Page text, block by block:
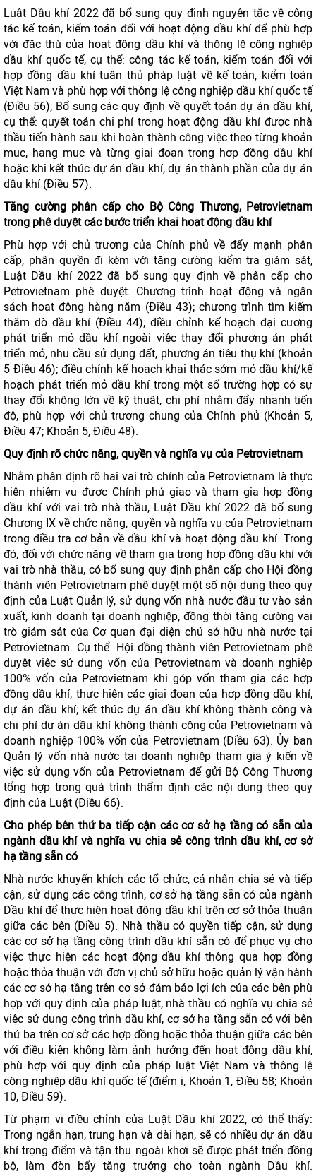
Luật Dầu khí 2022 đã bổ sung quy định nguyên tắc về công
tác kế toán, kiểm toán đối với hoạt động dầu khí để phù hợp
với đặc thù của hoạt động dầu khí và thông lệ công nghiệp
dầu khí quốc tế, cụ thể: công tác kế toán, kiểm toán đối với
hợp đồng dầu khí tuân thủ pháp luật về kế toán, kiểm toán
Việt Nam và phù hợp với thông lệ công nghiệp dầu khí quốc tế
(Điều 56); Bổ sung các quy định về quyết toán dự án dầu khí,
cụ thể: quyết toán chi phí trong hoạt động dầu khí được nhà
thầu tiến hành sau khi hoàn thành công việc theo từng khoản
mục, hạng mục và từng giai đoạn trong hợp đồng dầu khí
hoặc khi kết thúc dự án dầu khí, dự án thành phần của dự án
dầu khí (Điều 57).
Tăng cường phân cấp cho Bộ Công Thương, Petrovietnam
trong phê duyệt các bước triển khai hoạt động dầu khí
Phù hợp với chủ trương của Chính phủ về đẩy mạnh phân
cấp, phân quyền đi kèm với tăng cường kiểm tra giám sát,
Luật Dầu khí 2022 đã bổ sung quy định về phân cấp cho
Petrovietnam phê duyệt: Chương trình hoạt động và ngân
sách hoạt động hàng năm (Điều 43); chương trình tìm kiếm
thăm dò dầu khí (Điều 44); điều chỉnh kế hoạch đại cương
phát triển mỏ dầu khí ngoài việc thay đổi phương án phát
triển mỏ, nhu cầu sử dụng đất, phương án tiêu thụ khí (khoản
5 Điều 46); điều chỉnh kế hoạch khai thác sớm mỏ dầu khí/kế
hoạch phát triển mỏ dầu khí trong một số trường hợp có sự
thay đổi không lớn về kỹ thuật, chi phí nhằm đẩy nhanh tiến
độ, phù hợp với chủ trương chung của Chính phủ (Khoản 5,
Điều 47; Khoản 5, Điều 48).
Quy định rõ chức năng, quyền và nghĩa vụ của Petrovietnam
Nhằm phân định rõ hai vai trò chính của Petrovietnam là thực
hiện nhiệm vụ được Chính phủ giao và tham gia hợp đồng
dầu khí với vai trò nhà thầu, Luật Dầu khí 2022 đã bổ sung
Chương IX về chức năng, quyền và nghĩa vụ của Petrovietnam
trong điều tra cơ bản về dầu khí và hoạt động dầu khí. Trong
đó, đối với chức năng về tham gia trong hợp đồng dầu khí với
vai trò nhà thầu, có bổ sung quy định phân cấp cho Hội đồng
thành viên Petrovietnam phê duyệt một số nội dung theo quy
định của Luật Quản lý, sử dụng vốn nhà nước đầu tư vào sản
xuất, kinh doanh tại doanh nghiệp, đồng thời tăng cường vai
trò giám sát của Cơ quan đại diện chủ sở hữu nhà nước tại
Petrovietnam. Cụ thể: Hội đồng thành viên Petrovietnam phê
duyệt việc sử dụng vốn của Petrovietnam và doanh nghiệp
100% vốn của Petrovietnam khi góp vốn tham gia các hợp
đồng dầu khí, thực hiện các giai đoạn của hợp đồng dầu khí,
dự án dầu khí; kết thúc dự án dầu khí không thành công và
chi phí dự án dầu khí không thành công của Petrovietnam và
doanh nghiệp 100% vốn của Petrovietnam (Điều 63). Ủy ban
Quản lý vốn nhà nước tại doanh nghiệp tham gia ý kiến về
việc sử dụng vốn của Petrovietnam để gửi Bộ Công Thương
tổng hợp trong quá trình thẩm định các nội dung theo quy
định của Luật (Điều 66).
Cho phép bên thứ ba tiếp cận các cơ sở hạ tầng có sẵn của
ngành dầu khí và nghĩa vụ chia sẻ công trình dầu khí, cơ sở
hạ tầng sẵn có
Nhà nước khuyến khích các tổ chức, cá nhân chia sẻ và tiếp
cận, sử dụng các công trình, cơ sở hạ tầng sẵn có của ngành
Dầu khí để thực hiện hoạt động dầu khí trên cơ sở thỏa thuận
giữa các bên (Điều 5). Nhà thầu có quyền tiếp cận, sử dụng
các cơ sở hạ tầng công trình dầu khí sẵn có để phục vụ cho
việc thực hiện các hoạt động dầu khí thông qua hợp đồng
hoặc thỏa thuận với đơn vị chủ sở hữu hoặc quản lý vận hành
các cơ sở hạ tầng trên cơ sở đảm bảo lợi ích của các bên phù
hợp với quy định của pháp luật; nhà thầu có nghĩa vụ chia sẻ
việc sử dụng công trình dầu khí, cơ sở hạ tầng sẵn có với bên
thứ ba trên cơ sở các hợp đồng hoặc thỏa thuận giữa các bên
với điều kiện không làm ảnh hưởng đến hoạt động dầu khí,
phù hợp với quy định của pháp luật Việt Nam và thông lệ
công nghiệp dầu khí quốc tế (điểm i, Khoản 1, Điều 58; Khoản
10, Điều 59).
Từ phạm vi điều chỉnh của Luật Dầu khí 2022, có thể thấy:
Trong ngắn hạn, trung hạn và dài hạn, sẽ có nhiều dự án dầu
khí trọng điểm và tận thu ngoài khơi sẽ được phát triển đồng
bộ, làm đòn bẩy tăng trưởng cho toàn ngành Dầu khí.